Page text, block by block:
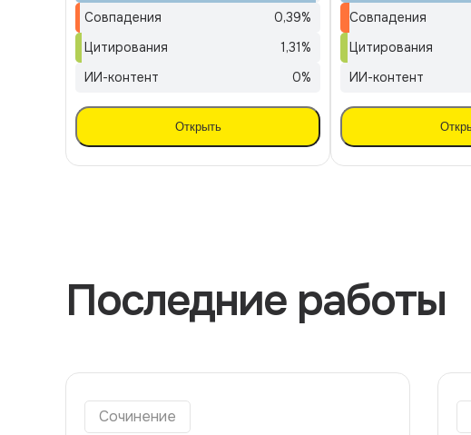
Совпадения
0,39%
Цитирования
1,31%
ИИ-контент
0%
Открыть
Совпадения
Цитирования
ИИ-контент
Последние работы
сочинение